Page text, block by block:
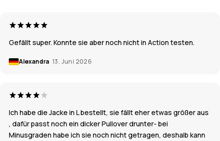
Gefällt super. Konnte sie aber noch nicht in Action testen.
Alexandra 13. Juni 2026
Ich habe die Jacke in L bestellt, sie fällt eher etwas größer aus
, dafür passt noch ein dicker Pullover drunter- bei
Minusgraden habe ich sie noch nicht getragen, deshalb kann